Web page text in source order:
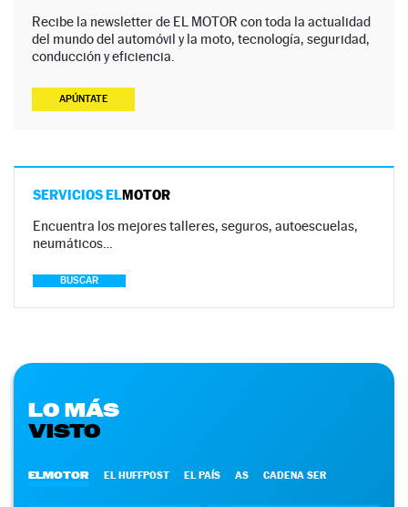
Recibe la newsletter de EL MOTOR con toda la actualidad
del mundo del automóvil y la moto, tecnología, seguridad,
conducción y eficiencia.
APÚNTATE
SERVICIOS ELMOTOR
Encuentra los mejores talleres, seguros, autoescuelas,
neumáticos…
BUSCAR
LO MÁS
VISTO
ELMOTOR EL HUFFPOST EL PAÍS AS CADENA SER